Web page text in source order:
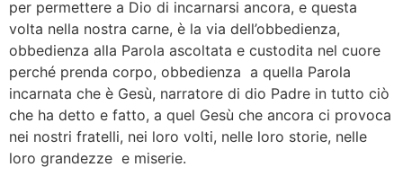
per permettere a Dio di incarnarsi ancora, e questa
volta nella nostra carne, è la via dell’obbedienza,
obbedienza alla Parola ascoltata e custodita nel cuore
perché prenda corpo, obbedienza a quella Parola
incarnata che è Gesù, narratore di dio Padre in tutto ciò
che ha detto e fatto, a quel Gesù che ancora ci provoca
nei nostri fratelli, nei loro volti, nelle loro storie, nelle
loro grandezze e miserie.